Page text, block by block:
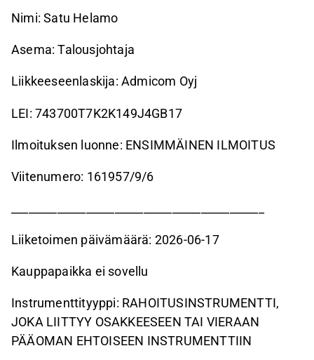
Nimi: Satu Helamo
Asema: Talousjohtaja
Liikkeeseenlaskija: Admicom Oyj
LEI: 743700T7K2K149J4GB17
Ilmoituksen luonne: ENSIMMÄINEN ILMOITUS
Viitenumero: 161957/9/6
Liiketoimen päivämäärä: 2026-06-17
Kauppapaikka ei sovellu
Instrumenttityyppi: RAHOITUSINSTRUMENTTI,
JOKA LIITTYY OSAKKEESEEN TAI VIERAAN
PÄÄOMAN EHTOISEEN INSTRUMENTTIIN